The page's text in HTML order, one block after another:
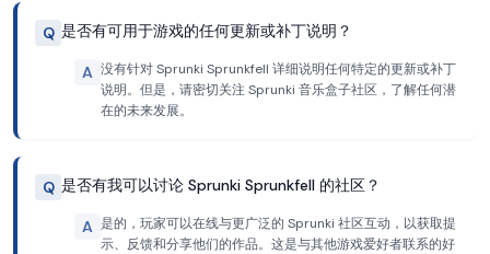
Q 是否有可用于游戏的任何更新或补丁说明？
A 没有针对 Sprunki Sprunkfell 详细说明任何特定的更新或补丁
说明。但是，请密切关注 Sprunki 音乐盒子社区，了解任何潜
在的未来发展。
Q 是否有我可以讨论 Sprunki Sprunkfell 的社区？
A 是的，玩家可以在线与更广泛的 Sprunki 社区互动，以获取提
示、反馈和分享他们的作品。这是与其他游戏爱好者联系的好